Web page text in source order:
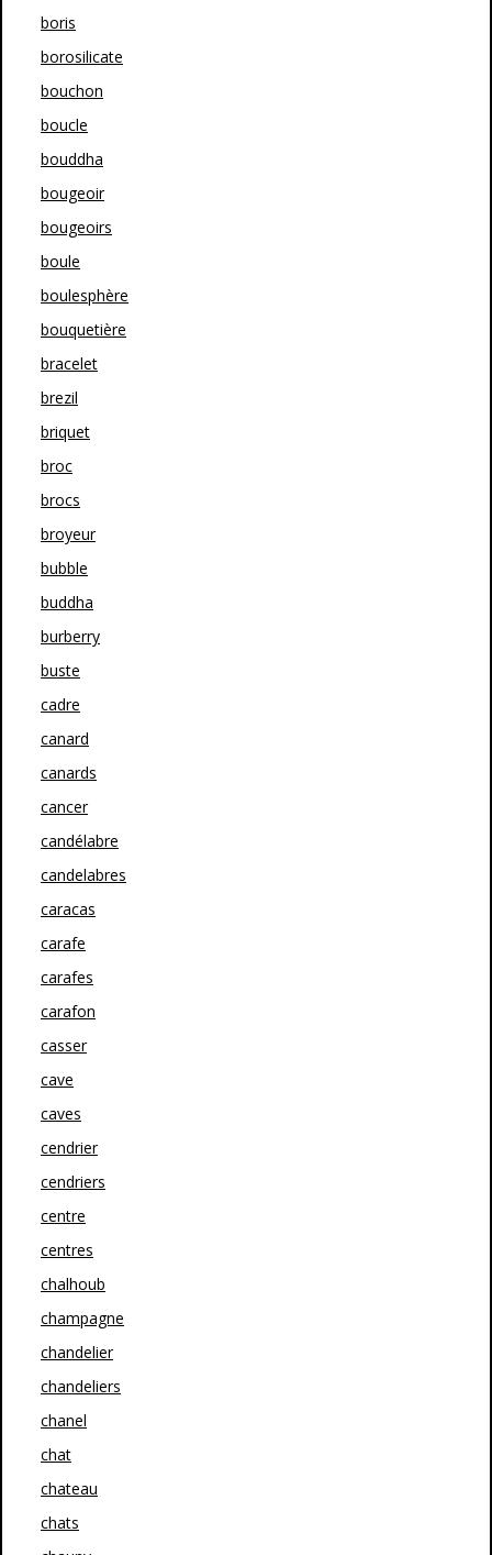
boris
borosilicate
bouchon
boucle
bouddha
bougeoir
bougeoirs
boule
boulesphère
bouquetière
bracelet
brezil
briquet
broc
brocs
broyeur
bubble
buddha
burberry
buste
cadre
canard
canards
cancer
candélabre
candelabres
caracas
carafe
carafes
carafon
casser
cave
caves
cendrier
cendriers
centre
centres
chalhoub
champagne
chandelier
chandeliers
chanel
chat
chateau
chats